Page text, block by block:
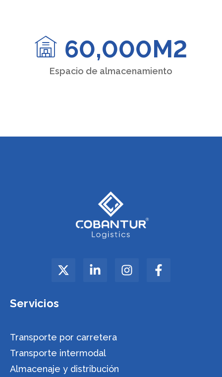
60,000M2
Espacio de almacenamiento
Servicios
Transporte por carretera
Transporte intermodal
Almacenaje y distribución